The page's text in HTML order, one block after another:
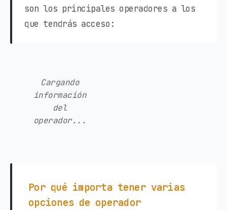
son los principales operadores a los
que tendrás acceso:
Cargando
información
del
operador...
Por qué importa tener varias
opciones de operador